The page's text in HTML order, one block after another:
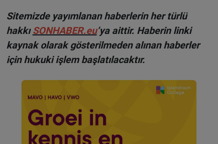
Sitemizde yayımlanan haberlerin her türlü
hakkı SONHABER.eu’ya aittir. Haberin linki
kaynak olarak gösterilmeden alınan haberler
için hukuki işlem başlatılacaktır.